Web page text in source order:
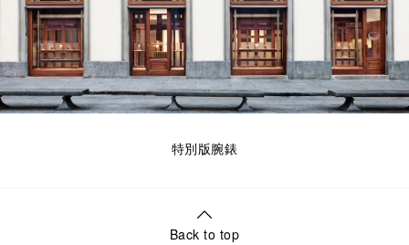
特別版腕錶
Back to top